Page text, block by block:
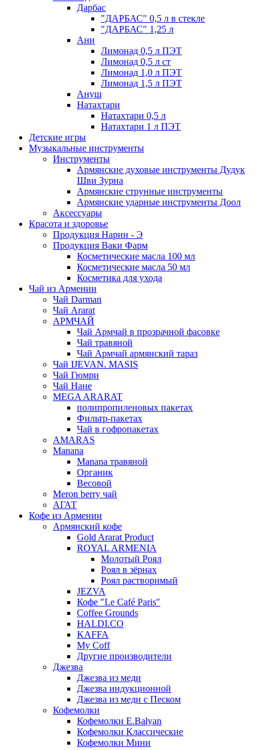
Дарбас
"ДАРБАС" 0,5 л в стекле
"ДАРБАС" 1,25 л
Ани
Лимонад 0,5 л ПЭТ
Лимонад 0,5 л ст
Лимонад 1,0 л ПЭТ
Лимонад 1,5 л ПЭТ
Ануш
Натахтари
Натахтари 0,5 л
Натахтари 1 л ПЭТ
Детские игры
Музыкальные инструменты
Инструменты
Армянские духовые инструменты Дудук
Шви Зурна
Армянские струнные инструменты
Армянские ударные инструменты Доол
Аксессуары
Красота и здоровье
Продукция Нарин - Э
Продукция Ваки Фарм
Косметические масла 100 мл
Косметические масла 50 мл
Косметика для ухода
Чай из Армении
Чай Darman
Чай Ararat
АРМЧАЙ
Чай Армчай в прозрачной фасовке
Чай травяной
Чай Армчай армянский тараз
Чай IJEVAN. MASIS
Чай Гюмри
Чай Нане
MEGA ARARAT
полипропиленовых пакетах
Фильтр-пакетах
Чай в гофропакетах
AMARAS
Manana
Manana травяной
Органик
Весовой
Meron berry чай
АГАТ
Кофе из Армении
Армянский кофе
Gold Ararat Product
ROYAL ARMENIA
Молотый Роял
Роял в зёрнах
Роял растворимый
JEZVA
Кофе "Le Café Paris"
Coffee Grounds
HALDI.CO
KAFFA
My Coff
Другие производители
Джезва
Джезва из меди
Джезва индукционной
Джезва из меди с Песком
Кофемолки
Кофемолки E.Balyan
Кофемолки Классические
Кофемолки Мини